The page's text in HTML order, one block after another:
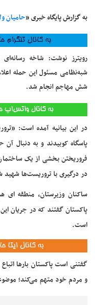
به گزارش پایگاه خبری «حامیان
رویترز نوشت: شاخه
شبه‌نظامی مسئول این حمله
شش مهاجم انجام شد.
در این بیانیه آمده است:
پاسگاه کوبیدند و به دنبال
فروریختن بخشی از یک
در درگیری با تروریست‌ها
ساکنان وزیرستان، منطقه ای
پاکستان گفتند که در جریان
است.
گفتنی است پاکستان بارها
و مردم خود متهم می‌کند؛